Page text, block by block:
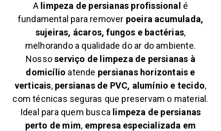
A limpeza de persianas profissional é
fundamental para remover poeira acumulada,
sujeiras, ácaros, fungos e bactérias,
melhorando a qualidade do ar do ambiente.
Nossoserviço de limpeza de persianas à
domicílio atende persianas horizontais e
verticais, persianas de PVC, alumínio e tecido,
com técnicas seguras que preservam o material.
Ideal para quem busca limpeza de persianas
perto de mim, empresa especializada em